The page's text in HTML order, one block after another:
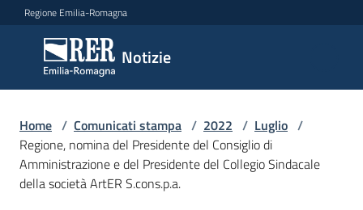
Vai al contenuto
Vai alla navigazione
Vai al footer
Regione Emilia-Romagna
Notizie
Notizie
Comunicati
stampa
Menu selezionato
Cerca
Home / Comunicati stampa / 2022 / Luglio /
Regione, nomina del Presidente del Consiglio di
Amministrazione e del Presidente del Collegio Sindacale
della società ArtER S.cons.p.a.